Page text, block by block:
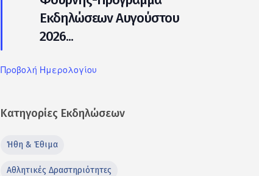
Εκδηλώσεων Αυγούστου
2026...
Προβολή Ημερολογίου
Κατηγορίες Εκδηλώσεων
Ήθη & Έθιμα
Αθλητικές Δραστηριότητες